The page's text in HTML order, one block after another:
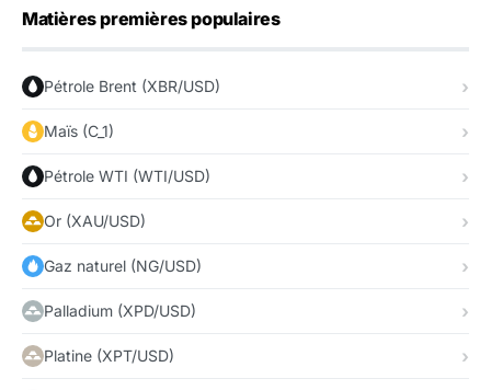
Matières premières populaires
Pétrole Brent (XBR/USD)
Maïs (C_1)
Pétrole WTI (WTI/USD)
Or (XAU/USD)
Gaz naturel (NG/USD)
Palladium (XPD/USD)
Platine (XPT/USD)